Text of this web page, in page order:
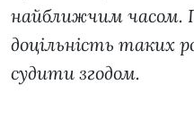
найближчим часом.
доцільність таких
судити згодом.